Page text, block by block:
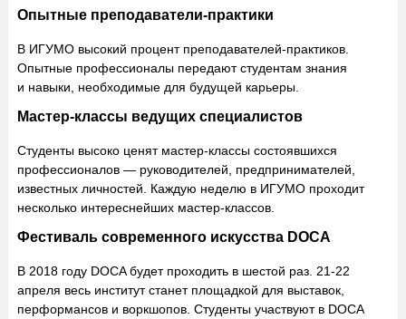
Опытные преподаватели-практики
В ИГУМО высокий процент преподавателей-практиков.
Опытные профессионалы передают студентам знания
и навыки, необходимые для будущей карьеры.
Мастер-классы ведущих специалистов
Студенты высоко ценят мастер-классы состоявшихся
профессионалов — руководителей, предпринимателей,
известных личностей. Каждую неделю в ИГУМО проходит
несколько интереснейших мастер-классов.
Фестиваль современного искусства DOCA
В 2018 году DOCA будет проходить в шестой раз. 21-22
апреля весь институт станет площадкой для выставок,
перформансов и воркшопов. Студенты участвуют в DOCA